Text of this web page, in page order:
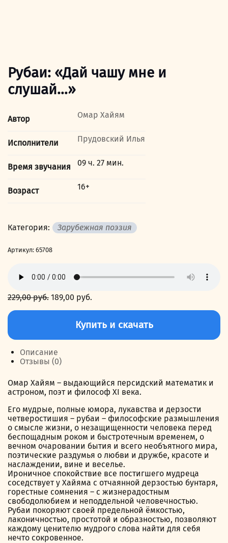
Рубаи: «Дай чашу мне и
слушай…»
Автор Омар Хайям
Исполнители Прудовский Илья
Время звучания 09 ч. 27 мин.
Возраст 16+
Категория: Зарубежная поэзия
Артикул: 65708
229,00руб. Первоначальная
229,00 руб..
189,00 руб.
Количество
Рубаи:
«Дай
чашу
мне
слушай...»
Купить и скачать
Описание
Отзывы (0)
Омар Хайям – выдающийся персидский математик и
астроном, поэт и философ XI века.
Его мудрые, полные юмора, лукавства и дерзости
четверостишия – рубаи – философские размышления
о смысле жизни, о незащищенности человека перед
беспощадным роком и быстротечным временем, о
вечном очаровании бытия и всего необъятного мира,
поэтические раздумья о любви и дружбе, красоте и
наслаждении, вине и веселье.
Ироничное спокойствие все постигшего мудреца
соседствует у Хайяма с отчаянной дерзостью бунтаря,
горестные сомнения – с жизнерадостным
свободолюбием и неподдельной человечностью.
Рубаи покоряют своей предельной ёмкостью,
лаконичностью, простотой и образностью, позволяют
каждому ценителю мудрого слова найти для себя
нечто сокровенное.